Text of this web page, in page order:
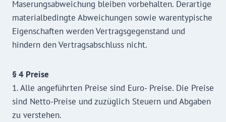
Maserungsabweichung bleiben vorbehalten. Derartige
materialbedingte Abweichungen sowie warentypische
Eigenschaften werden Vertragsgegenstand und
hindern den Vertragsabschluss nicht.
§ 4 Preise
1. Alle angeführten Preise sind Euro- Preise. Die Preise
sind Netto-Preise und zuzüglich Steuern und Abgaben
zu verstehen.